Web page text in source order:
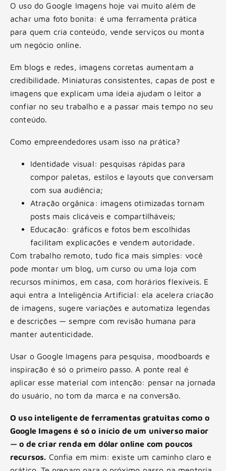
O uso do Google Imagens hoje vai muito além de
achar uma foto bonita: é uma ferramenta prática
para quem cria conteúdo, vende serviços ou monta
um negócio online.
Em blogs e redes, imagens corretas aumentam a
credibilidade. Miniaturas consistentes, capas de post e
imagens que explicam uma ideia ajudam o leitor a
confiar no seu trabalho e a passar mais tempo no seu
conteúdo.
Como empreendedores usam isso na prática?
Identidade visual: pesquisas rápidas para
compor paletas, estilos e layouts que conversam
com sua audiência;
Atração orgânica: imagens otimizadas tornam
posts mais clicáveis e compartilháveis;
Educação: gráficos e fotos bem escolhidas
facilitam explicações e vendem autoridade.
Com trabalho remoto, tudo fica mais simples: você
pode montar um blog, um curso ou uma loja com
recursos mínimos, em casa, com horários flexíveis. E
aqui entra a Inteligência Artificial: ela acelera criação
de imagens, sugere variações e automatiza legendas
e descrições — sempre com revisão humana para
manter autenticidade.
Usar o Google Imagens para pesquisa, moodboards e
inspiração é só o primeiro passo. A ponte real é
aplicar esse material com intenção: pensar na jornada
do usuário, no tom da marca e na conversão.
O uso inteligente de ferramentas gratuitas como o
Google Imagens é só o início de um universo maior
— o de criar renda em dólar online com poucos
recursos. Confia em mim: existe um caminho claro e